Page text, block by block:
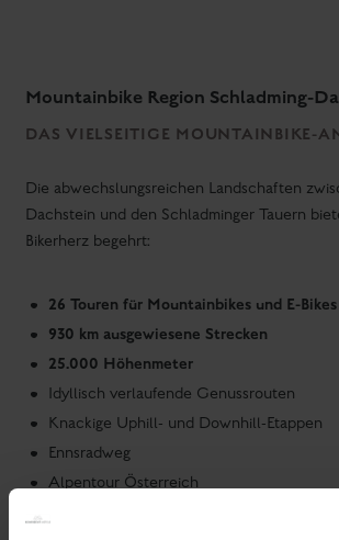
Mountainbike Region Schladming-
DAS VIELSEITIGE MOUNTAINBIKE-
Die abwechslungsreichen Landschaften
Dachstein und den Schladminger Tauern
Bikerherz begehrt:
26 Touren für Mountainbikes und E-Bikes
930 km ausgewiesene Strecken
25.000 Höhenmeter
Idyllisch verlaufende Genussrouten
Knackige Uphill- und Downhill-Etappen
Ennsradweg
Alpentour Österreich